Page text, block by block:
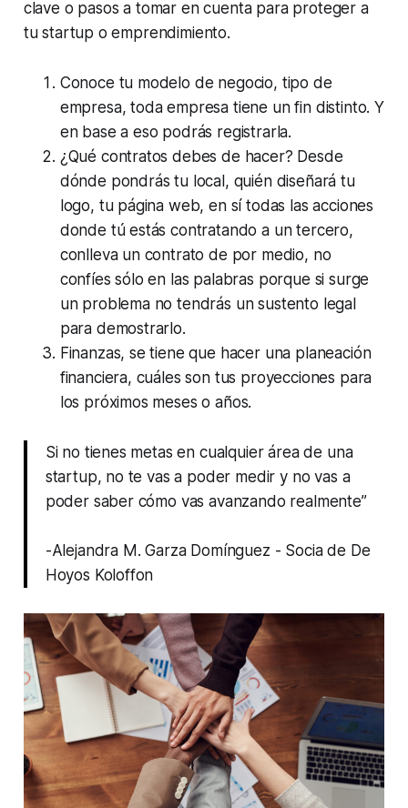
clave o pasos a tomar en cuenta para proteger a
tu startup o emprendimiento.
Conoce tu modelo de negocio, tipo de
empresa, toda empresa tiene un fin distinto. Y
en base a eso podrás registrarla.
¿Qué contratos debes de hacer? Desde
dónde pondrás tu local, quién diseñará tu
logo, tu página web, en sí todas las acciones
donde tú estás contratando a un tercero,
conlleva un contrato de por medio, no
confíes sólo en las palabras porque si surge
un problema no tendrás un sustento legal
para demostrarlo.
Finanzas, se tiene que hacer una planeación
financiera, cuáles son tus proyecciones para
los próximos meses o años.
Si no tienes metas en cualquier área de una
startup, no te vas a poder medir y no vas a
poder saber cómo vas avanzando realmente”
-Alejandra M. Garza Domínguez - Socia de De
Hoyos Koloffon